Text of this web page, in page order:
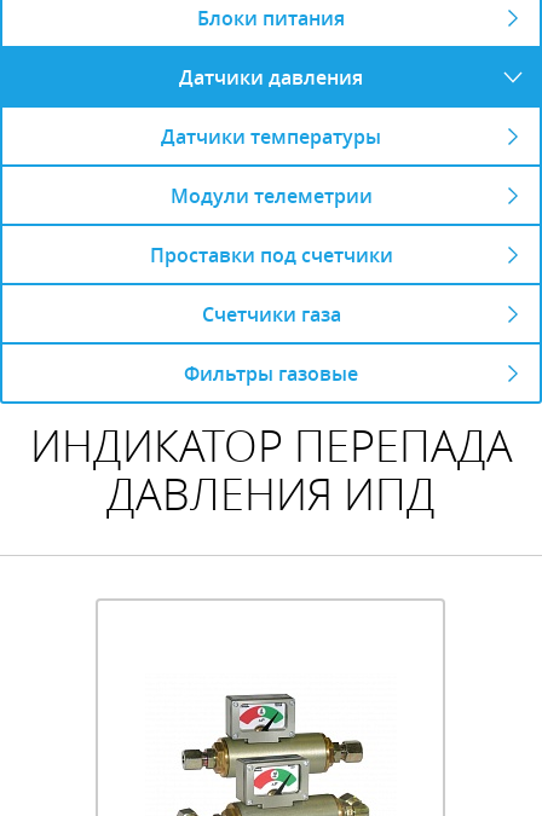
Блоки питания
Датчики давления
Датчики температуры
Модули телеметрии
Проставки под счетчики
Счетчики газа
Фильтры газовые
ИНДИКАТОР ПЕРЕПАДА
ДАВЛЕНИЯ ИПД